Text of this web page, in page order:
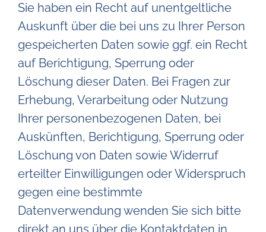
Sie haben ein Recht auf unentgeltliche
Auskunft über die bei uns zu Ihrer Person
gespeicherten Daten sowie ggf. ein Recht
auf Berichtigung, Sperrung oder
Löschung dieser Daten. Bei Fragen zur
Erhebung, Verarbeitung oder Nutzung
Ihrer personenbezogenen Daten, bei
Auskünften, Berichtigung, Sperrung oder
Löschung von Daten sowie Widerruf
erteilter Einwilligungen oder Widerspruch
gegen eine bestimmte
Datenverwendung wenden Sie sich bitte
direkt an uns über die Kontaktdaten in